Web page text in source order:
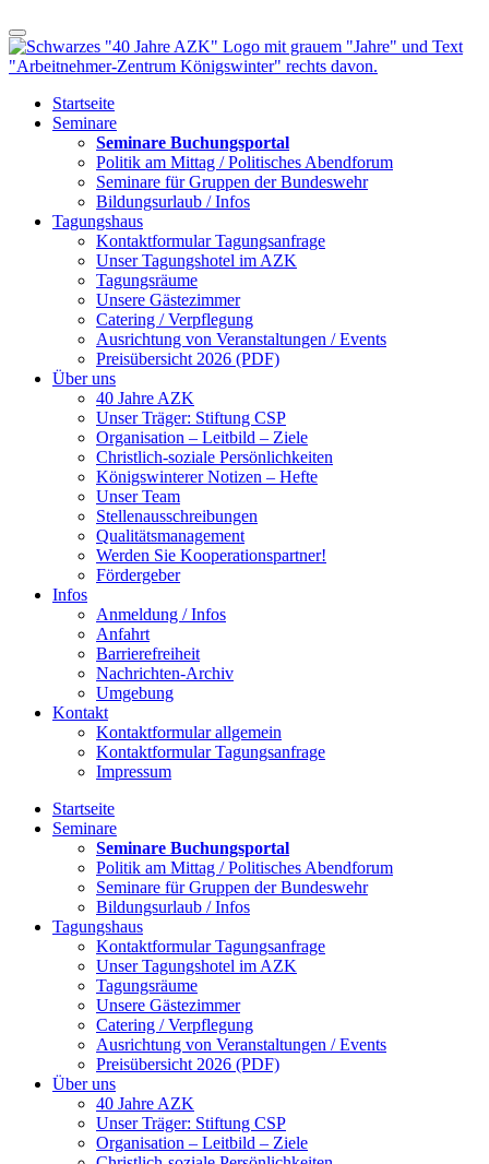
Startseite
Seminare
Seminare Buchungsportal
Politik am Mittag / Politisches Abendforum
Seminare für Gruppen der Bundeswehr
Bildungsurlaub / Infos
Tagungshaus
Kontaktformular Tagungsanfrage
Unser Tagungshotel im AZK
Tagungsräume
Unsere Gästezimmer
Catering / Verpflegung
Ausrichtung von Veranstaltungen / Events
Preisübersicht 2026 (PDF)
Über uns
40 Jahre AZK
Unser Träger: Stiftung CSP
Organisation – Leitbild – Ziele
Christlich-soziale Persönlichkeiten
Königswinterer Notizen – Hefte
Unser Team
Stellenausschreibungen
Qualitätsmanagement
Werden Sie Kooperationspartner!
Fördergeber
Infos
Anmeldung / Infos
Anfahrt
Barrierefreiheit
Nachrichten-Archiv
Umgebung
Kontakt
Kontaktformular allgemein
Kontaktformular Tagungsanfrage
Impressum
Startseite
Seminare
Seminare Buchungsportal
Politik am Mittag / Politisches Abendforum
Seminare für Gruppen der Bundeswehr
Bildungsurlaub / Infos
Tagungshaus
Kontaktformular Tagungsanfrage
Unser Tagungshotel im AZK
Tagungsräume
Unsere Gästezimmer
Catering / Verpflegung
Ausrichtung von Veranstaltungen / Events
Preisübersicht 2026 (PDF)
Über uns
40 Jahre AZK
Unser Träger: Stiftung CSP
Organisation – Leitbild – Ziele